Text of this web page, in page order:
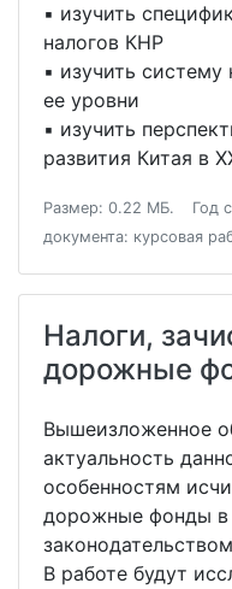
▪ изучить
налогов КНР
▪ изучить систему
ее уровни
▪ изучить
развития Китая в
Размер: 0.22 МБ. Год
документа: курсовая
Налоги,
дорожные
Вышеизложенное
актуальность
особенностям
дорожные фонды в
В работе будут